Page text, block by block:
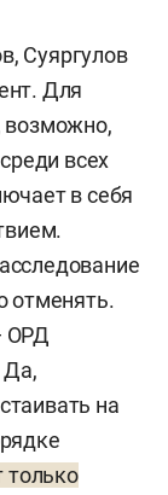
Суяргулов
Для
возможно,
всех
в себя
отменять.
ОРД
Да,
на
только